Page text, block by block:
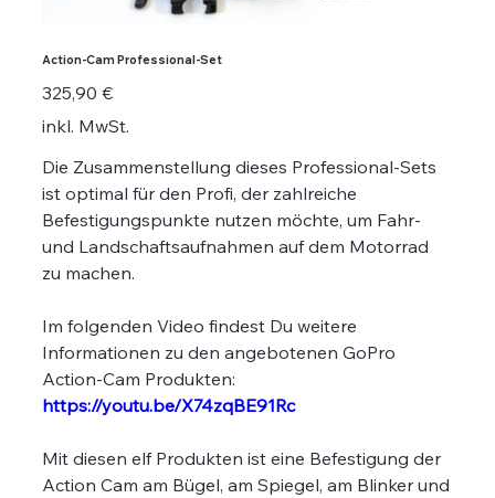
Action-Cam Professional-Set
Preis
325,90 €
inkl. MwSt.
Die Zusammenstellung dieses Professional-Sets
ist optimal für den Profi, der zahlreiche
Befestigungspunkte nutzen möchte, um Fahr-
und Landschaftsaufnahmen auf dem Motorrad
zu machen.
Im folgenden Video findest Du weitere
Informationen zu den angebotenen GoPro
Action-Cam Produkten:
https://youtu.be/X74zqBE91Rc
Mit diesen elf Produkten ist eine Befestigung der
Action Cam am Bügel, am Spiegel, am Blinker und